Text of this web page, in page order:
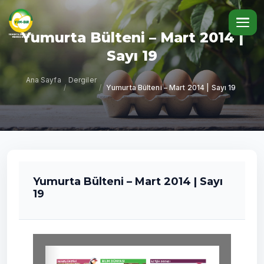
Yumurta Bülteni – Mart 2014 |
Sayı 19
Ana Sayfa
/
Dergiler
/ Yumurta Bülteni – Mart 2014 | Sayı 19
Yumurta Bülteni – Mart 2014 | Sayı
19